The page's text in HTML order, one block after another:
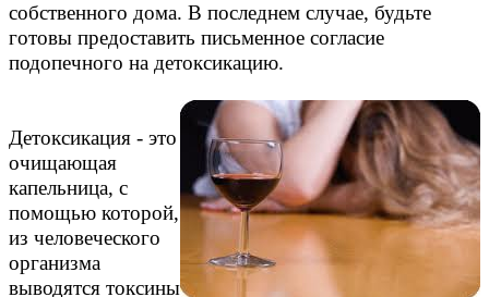
собственного дома. В последнем случае, будьте
готовы предоставить письменное согласие
подопечного на детоксикацию.
Детоксикация - это
очищающая
капельница, с
помощью которой,
из человеческого
организма
выводятся токсины